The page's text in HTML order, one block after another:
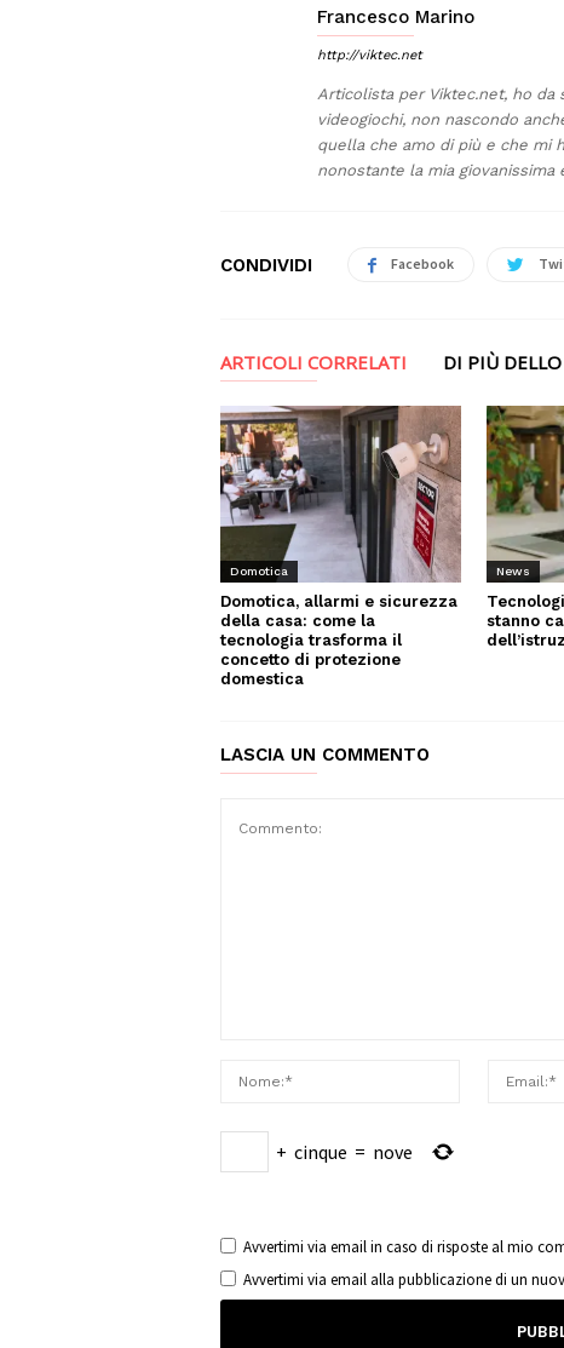
Francesco Marino
http://viktec.net
Articolista per Viktec.net, ho da
videogiochi, non nascondo
quella che amo di più e che mi
nonostante la mia
CONDIVIDI Facebook
ARTICOLI CORRELATI DI PIÙ
Domotica
Domotica, allarmi e sicurezza
della casa: come la
tecnologia trasforma il
concetto di protezione
domestica
News
stanno
LASCIA UN COMMENTO
+ cinque = nove
Avvertimi via email in caso di risposte al mio
Avvertimi via email alla pubblicazione di un